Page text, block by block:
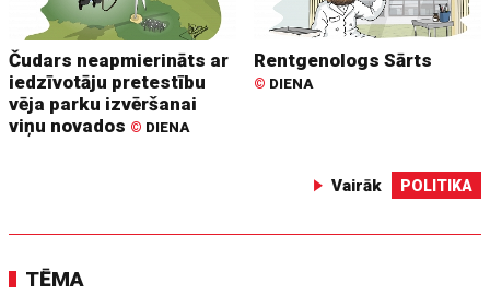
Čudars neapmierināts ar
iedzīvotāju pretestību
vēja parku izvēršanai
viņu novados © DIENA
Rentgenologs Sārts
© DIENA
Vairāk POLITIKA
TĒMA